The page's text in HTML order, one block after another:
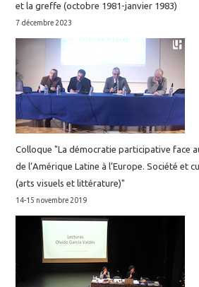
et la greffe (octobre 1981-janvier 1983)
7 décembre 2023
Colloque "La démocratie participative face
de l’Amérique Latine à l’Europe. Société et
(arts visuels et littérature)"
14-15 novembre 2019